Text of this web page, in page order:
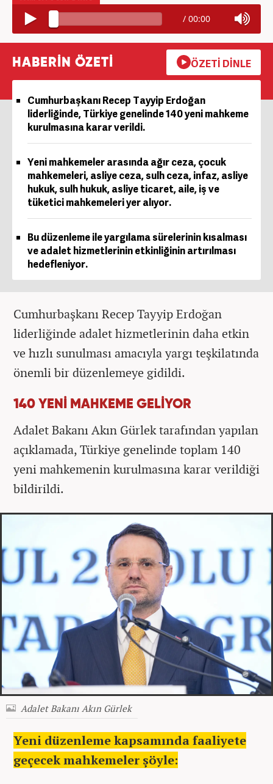
/ 00:00
HABERİN ÖZETİ ÖZETİ DİNLE
Cumhurbaşkanı Recep Tayyip Erdoğan
liderliğinde, Türkiye genelinde 140 yeni mahkeme
kurulmasına karar verildi.
Yeni mahkemeler arasında ağır ceza, çocuk
mahkemeleri, asliye ceza, sulh ceza, infaz, asliye
hukuk, sulh hukuk, asliye ticaret, aile, iş ve
tüketici mahkemeleri yer alıyor.
Bu düzenleme ile yargılama sürelerinin kısalması
ve adalet hizmetlerinin etkinliğinin artırılması
hedefleniyor.
Cumhurbaşkanı Recep Tayyip Erdoğan
liderliğinde adalet hizmetlerinin daha etkin
ve hızlı sunulması amacıyla yargı teşkilatında
önemli bir düzenlemeye gidildi.
140 YENİ MAHKEME GELİYOR
Adalet Bakanı Akın Gürlek tarafından yapılan
açıklamada, Türkiye genelinde toplam 140
yeni mahkemenin kurulmasına karar verildiği
bildirildi.
Adalet Bakanı Akın Gürlek
Yeni düzenleme kapsamında faaliyete
geçecek mahkemeler şöyle: